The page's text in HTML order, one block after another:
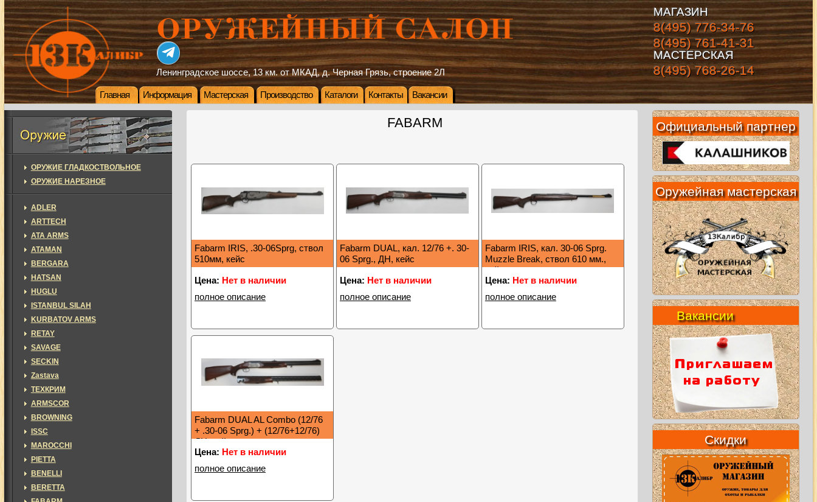
Ленинградское шоссе, 13 км. от МКАД, д. Черная Грязь, строение 2Л
МАГАЗИН
8(495) 776-34-76
8(495) 761-41-31
МАСТЕРСКАЯ
8(495) 768-26-14
Главная Информация Мастерская Производство Каталоги Контакты Вакансии
FABARM
Fabarm IRIS, .30-06Sprg, ствол
510мм, кейс
Цена: Нет в наличии
полное описание
Fabarm DUAL, кал. 12/76 +. 30-
06 Sprg., ДН, кейс
Цена: Нет в наличии
полное описание
Fabarm IRIS, кал. 30-06 Sprg.
Muzzle Break, ствол 610 мм.,
кейс
Цена: Нет в наличии
полное описание
Fabarm DUAL AL Combo (12/76
+ .30-06 Sprg.) + (12/76+12/76)
ДН, кейс
Цена: Нет в наличии
полное описание
ОРУЖИЕ ГЛАДКОСТВОЛЬНОЕ
ОРУЖИЕ НАРЕЗНОЕ
ADLER
ARTTECH
ATA ARMS
ATAMAN
BERGARA
HATSAN
HUGLU
ISTANBUL SILAH
KURBATOV ARMS
RETAY
SAVAGE
SECKIN
Zastava
ТЕХКРИМ
ARMSCOR
BROWNING
ISSC
MAROCCHI
PIETTA
BENELLI
BERETTA
Официальный партнер
Оружейная мастерская
Вакансии
Скидки